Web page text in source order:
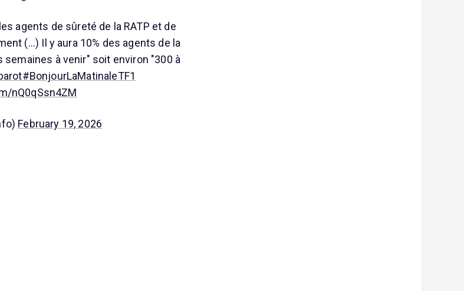
agents de sûreté de la RATP et de
(...) Il y aura 10% des agents de la
à venir" soit environ "300 à
#BonjourLaMatinaleTF1
nQ0qSsn4ZM
February 19, 2026